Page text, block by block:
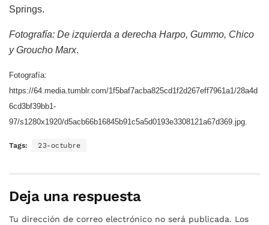
Springs.
Fotografía: De izquierda a derecha Harpo, Gummo, Chico
y Groucho Marx.
Fotografía:
https://64.media.tumblr.com/1f5baf7acba825cd1f2d267eff7961a1/28a4d
6cd3bf39bb1-
97/s1280x1920/d5acb66b16845b91c5a5d0193e3308121a67d369.jpg.
Tags: 23-octubre
Deja una respuesta
Tu dirección de correo electrónico no será publicada. Los